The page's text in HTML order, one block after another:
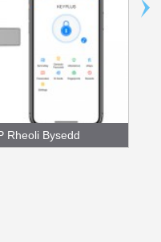
Rheoli Bysedd